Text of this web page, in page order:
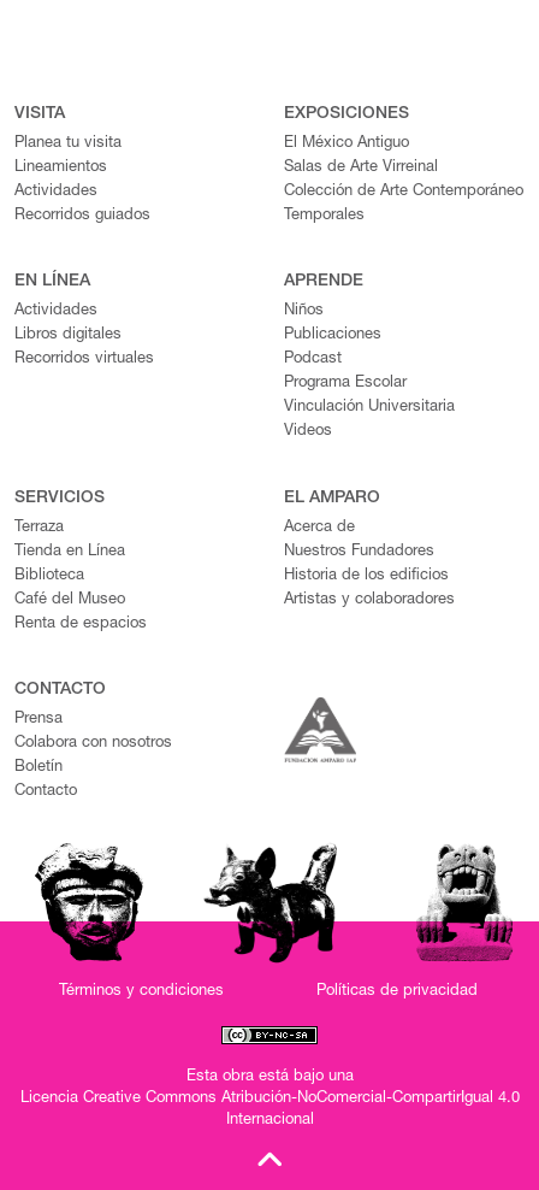
VISITA
Planea tu visita
Lineamientos
Actividades
Recorridos guiados
EXPOSICIONES
El México Antiguo
Salas de Arte Virreinal
Colección de Arte Contemporáneo
Temporales
EN LÍNEA
Actividades
Libros digitales
Recorridos virtuales
APRENDE
Niños
Publicaciones
Podcast
Programa Escolar
Vinculación Universitaria
Videos
SERVICIOS
Terraza
Tienda en Línea
Biblioteca
Café del Museo
Renta de espacios
EL AMPARO
Acerca de
Nuestros Fundadores
Historia de los edificios
Artistas y colaboradores
CONTACTO
Prensa
Colabora con nosotros
Boletín
Contacto
Términos y condiciones Políticas de privacidad
Esta obra está bajo una
Licencia Creative Commons Atribución-NoComercial-CompartirIgual 4.0
Internacional